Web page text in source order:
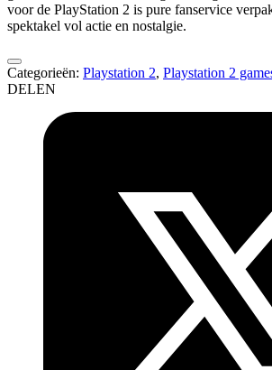
voor de PlayStation 2 is pure fanservice
spektakel vol actie en nostalgie.
Categorieën: Playstation 2, Playstation 2
DELEN